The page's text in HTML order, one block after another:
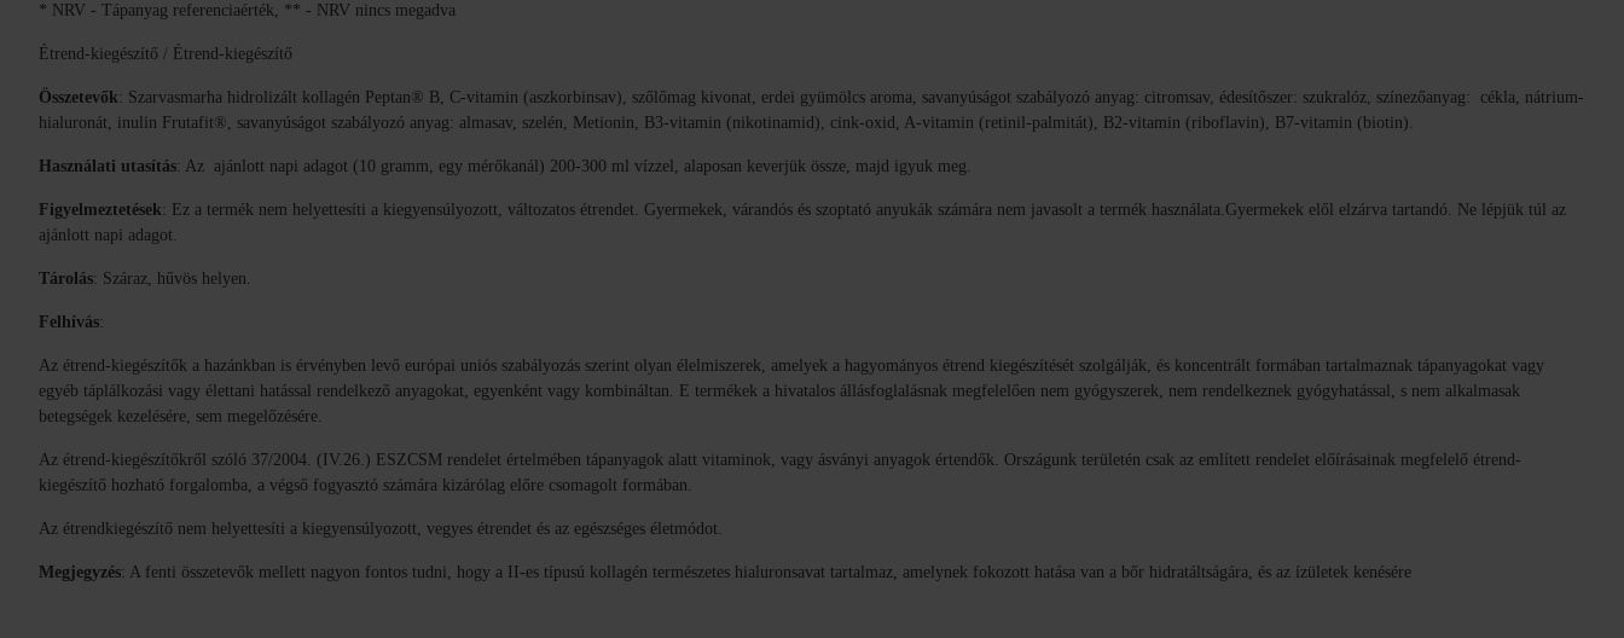
* NRV - Tápanyag referenciaérték, ** - NRV nincs megadva
Étrend-kiegészítő / Étrend-kiegészítő
Összetevők: Szarvasmarha hidrolizált kollagén Peptan® B, C-vitamin (aszkorbinsav), szőlőmag kivonat, erdei gyümölcs aroma, savanyúságot szabályozó anyag: citromsav, édesítőszer: szukralóz, színezőanyag: cékla, nátrium-
hialuronát, inulin Frutafit®, savanyúságot szabályozó anyag: almasav, szelén, Metionin, B3-vitamin (nikotinamid), cink-oxid, A-vitamin (retinil-palmitát), B2-vitamin (riboflavin), B7-vitamin (biotin).
Használati utasítás: Az ajánlott napi adagot (10 gramm, egy mérőkanál) 200-300 ml vízzel, alaposan keverjük össze, majd igyuk meg.
Figyelmeztetések: Ez a termék nem helyettesíti a kiegyensúlyozott, változatos étrendet. Gyermekek, várandós és szoptató anyukák számára nem javasolt a termék használata.Gyermekek elől elzárva tartandó. Ne lépjük túl az
ajánlott napi adagot.
Tárolás: Száraz, hűvös helyen.
Felhívás:
Az étrend-kiegészítők a hazánkban is érvényben levő európai uniós szabályozás szerint olyan élelmiszerek, amelyek a hagyományos étrend kiegészítését szolgálják, és koncentrált formában tartalmaznak tápanyagokat vagy
egyéb táplálkozási vagy élettani hatással rendelkező anyagokat, egyenként vagy kombináltan. E termékek a hivatalos állásfoglalásnak megfelelően nem gyógyszerek, nem rendelkeznek gyógyhatással, s nem alkalmasak
betegségek kezelésére, sem megelőzésére.
Az étrend-kiegészítőkről szóló 37/2004. (IV.26.) ESZCSM rendelet értelmében tápanyagok alatt vitaminok, vagy ásványi anyagok értendők. Országunk területén csak az említett rendelet előírásainak megfelelő étrend-
kiegészítő hozható forgalomba, a végső fogyasztó számára kizárólag előre csomagolt formában.
Az étrendkiegészítő nem helyettesíti a kiegyensúlyozott, vegyes étrendet és az egészséges életmódot.
Megjegyzés: A fenti összetevők mellett nagyon fontos tudni, hogy a II-es típusú kollagén természetes hialuronsavat tartalmaz, amelynek fokozott hatása van a bőr hidratáltságára, és az ízületek kenésére